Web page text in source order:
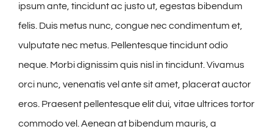
ipsum ante, tincidunt ac justo ut, egestas bibendum
felis. Duis metus nunc, congue nec condimentum et,
vulputate nec metus. Pellentesque tincidunt odio
neque. Morbi dignissim quis nisl in tincidunt. Vivamus
orci nunc, venenatis vel ante sit amet, placerat auctor
eros. Praesent pellentesque elit dui, vitae ultrices tortor
commodo vel. Aenean at bibendum mauris, a